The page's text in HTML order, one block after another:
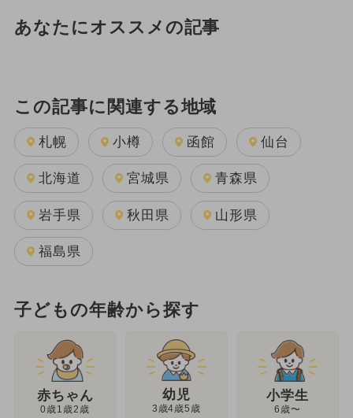
あなたにオススメの記事
この記事に関連する地域
札幌 小樽 函館 仙台
北海道 宮城県 青森県
岩手県 秋田県 山形県
福島県
子どもの年齢から探す
赤ちゃん
0歳1歳2歳
幼児
3歳4歳5歳
小学生
6歳〜